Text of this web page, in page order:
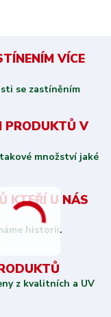
VÍCE
se zastíněním
PRODUKTŮ V
množství jaké
KTEŘÍ U NÁS
historii.
z kvalitních a UV